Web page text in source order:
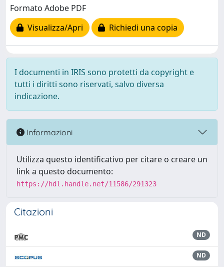
Formato Adobe PDF
Visualizza/Apri
Richiedi una copia
I documenti in IRIS sono protetti da copyright e
tutti i diritti sono riservati, salvo diversa
indicazione.
Informazioni
Utilizza questo identificativo per citare o creare un
link a questo documento:
https://hdl.handle.net/11586/291323
Citazioni
ND
ND